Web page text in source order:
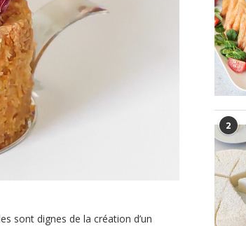
sont dignes de la création d’un
2